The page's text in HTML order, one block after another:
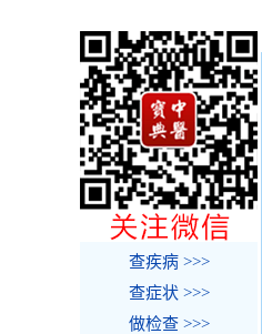
查疾病 >>>
查症状 >>>
做检查 >>>